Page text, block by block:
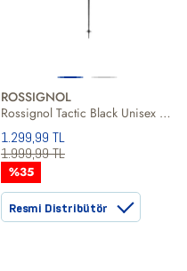
ROSSIGNOL
Rossignol Tactic Black Unisex Siyah Kayak Batonu
1.299,99 TL
1.999,99 TL
%35
Resmi Distribütör